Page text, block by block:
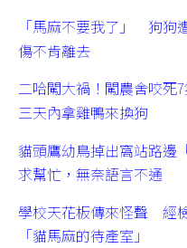
「馬麻不要我了」 狗狗
傷不肯離去
二哈闖大禍！闖農舍咬死
三天內拿雞鴨來換狗
貓頭鷹幼鳥掉出窩站路
求幫忙，無奈語言不通
學校天花板傳來怪聲 經
「貓馬麻的待產室」